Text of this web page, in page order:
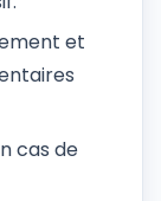
et
cas de